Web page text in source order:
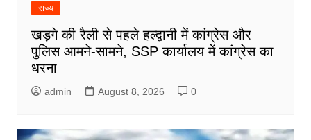
राज्य
खड़गे की रैली से पहले हल्द्वानी में कांग्रेस और
पुलिस आमने-सामने, SSP कार्यालय में कांग्रेस का
धरना
admin August 8, 2026 0